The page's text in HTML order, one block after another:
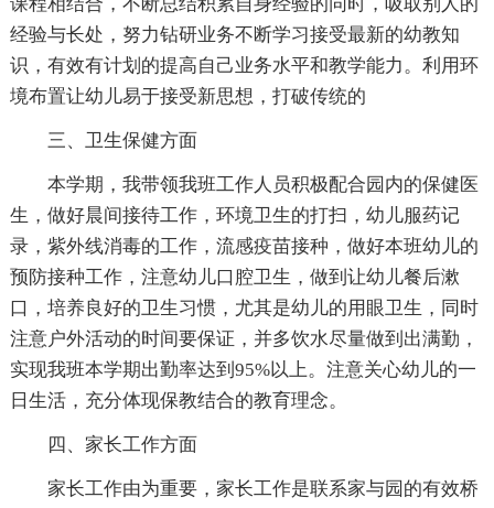
课程相结合，不断总结积累自身经验的同时，吸取别人的
经验与长处，努力钻研业务不断学习接受最新的幼教知
识，有效有计划的提高自己业务水平和教学能力。利用环
境布置让幼儿易于接受新思想，打破传统的
三、卫生保健方面
本学期，我带领我班工作人员积极配合园内的保健医
生，做好晨间接待工作，环境卫生的打扫，幼儿服药记
录，紫外线消毒的工作，流感疫苗接种，做好本班幼儿的
预防接种工作，注意幼儿口腔卫生，做到让幼儿餐后漱
口，培养良好的卫生习惯，尤其是幼儿的用眼卫生，同时
注意户外活动的时间要保证，并多饮水尽量做到出满勤，
实现我班本学期出勤率达到95%以上。注意关心幼儿的一
日生活，充分体现保教结合的教育理念。
四、家长工作方面
家长工作由为重要，家长工作是联系家与园的有效桥